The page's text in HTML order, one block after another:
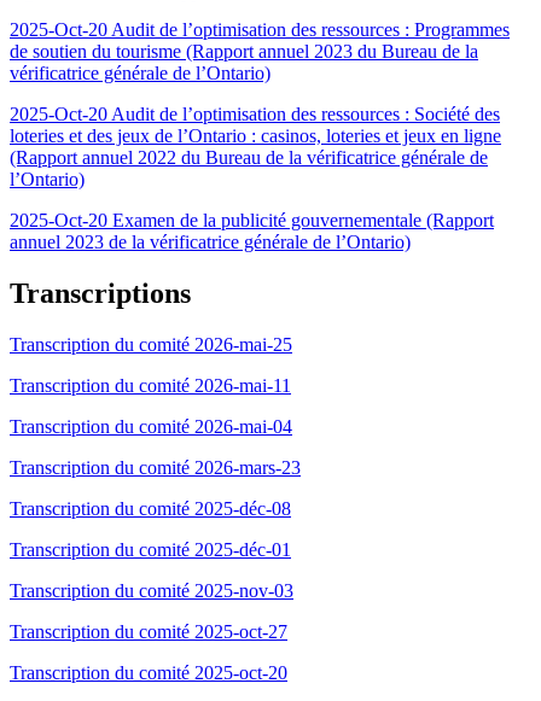
2025-Oct-20 Audit de l’optimisation des ressources : Programmes
de soutien du tourisme (Rapport annuel 2023 du Bureau de la
vérificatrice générale de l’Ontario)
2025-Oct-20 Audit de l’optimisation des ressources : Société des
loteries et des jeux de l’Ontario : casinos, loteries et jeux en ligne
(Rapport annuel 2022 du Bureau de la vérificatrice générale de
l’Ontario)
2025-Oct-20 Examen de la publicité gouvernementale (Rapport
annuel 2023 de la vérificatrice générale de l’Ontario)
Transcriptions
Transcription du comité 2026-mai-25
Transcription du comité 2026-mai-11
Transcription du comité 2026-mai-04
Transcription du comité 2026-mars-23
Transcription du comité 2025-déc-08
Transcription du comité 2025-déc-01
Transcription du comité 2025-nov-03
Transcription du comité 2025-oct-27
Transcription du comité 2025-oct-20